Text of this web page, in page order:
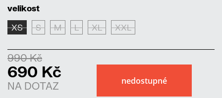
velikost
XS S M L XL XXL
990 Kč
690 Kč
NA DOTAZ